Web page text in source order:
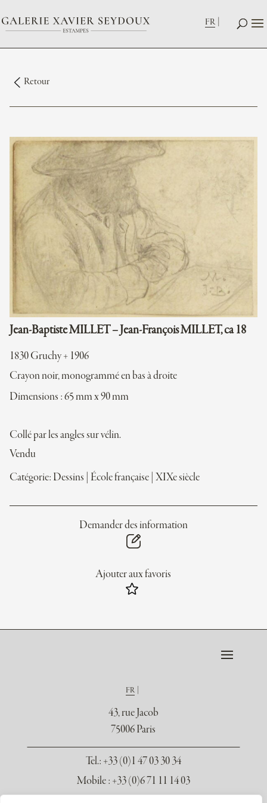
FR
Retour
Jean-Baptiste MILLET – Jean-François MILLET, ca 18
1830 Gruchy + 1906
Crayon noir, monogrammé en bas à droite
Dimensions : 65 mm x 90 mm
Collé par les angles sur vélin.
Vendu
Catégorie: Dessins École française XIXe siècle
Demander des information
Ajouter aux favoris
FR
43, rue Jacob
75006 Paris
Tel.: +33 (0)1 47 03 30 34
Mobile : +33 (0)6 71 11 14 03